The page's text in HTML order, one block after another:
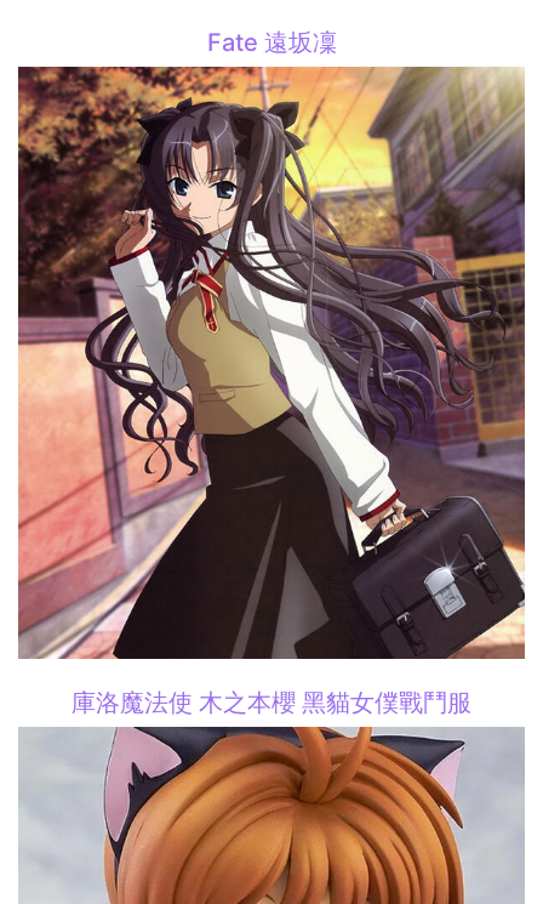
Fate 遠坂凜
庫洛魔法使 木之本櫻 黑貓女僕戰鬥服